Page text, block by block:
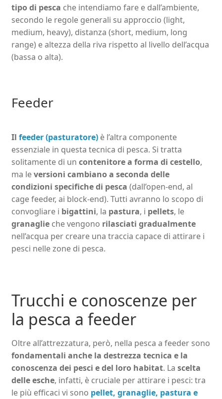
tipo di pesca che intendiamo fare e dall’ambiente,
secondo le regole generali su approccio (light,
medium, heavy), distanza (short, medium, long
range) e altezza della riva rispetto al livello dell’acqua
(bassa o alta).
Feeder
Il feeder (pasturatore) è l’altra componente
essenziale in questa tecnica di pesca. Si tratta
solitamente di un contenitore a forma di cestello,
ma leversioni cambiano a seconda delle
condizioni specifiche di pesca (dall’open-end, al
cage feeder, ai block-end). Tutti avranno lo scopo di
convogliare i bigattini, la pastura, i pellets, le
granaglie che vengono rilasciati gradualmente
nell’acqua per creare una traccia capace di attirare i
pesci nelle zone di pesca.
Trucchi e conoscenze per
la pesca a feeder
Oltre all’attrezzatura, però, nella pesca a feeder sono
fondamentali anche la destrezza tecnica e la
conoscenza dei pesci e del loro habitat. La scelta
delle esche, infatti, è cruciale per attirare i pesci: tra
le più efficaci vi sono pellet, granaglie, pastura e